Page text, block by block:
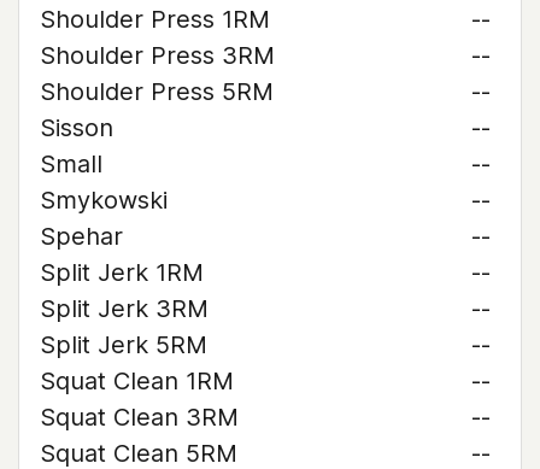
Shoulder Press 1RM
--
Shoulder Press 3RM
--
Shoulder Press 5RM
--
Sisson
--
Small
--
Smykowski
--
Spehar
--
Split Jerk 1RM
--
Split Jerk 3RM
--
Split Jerk 5RM
--
Squat Clean 1RM
--
Squat Clean 3RM
--
Squat Clean 5RM
--